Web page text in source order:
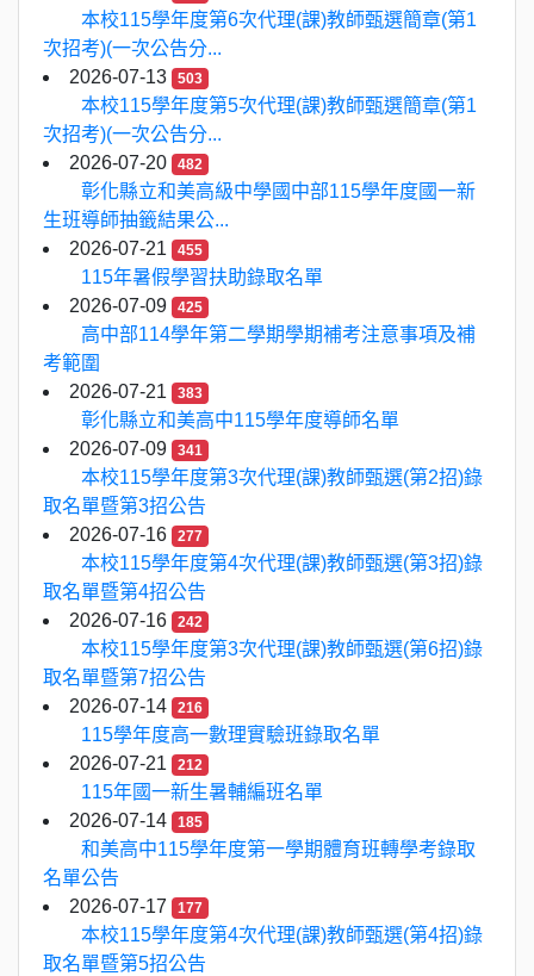
本校115學年度第6次代理(課)教師甄選簡章(第1
次招考)(一次公告分...
2026-07-13
503
本校115學年度第5次代理(課)教師甄選簡章(第1
次招考)(一次公告分...
2026-07-20
482
彰化縣立和美高級中學國中部115學年度國一新
生班導師抽籤結果公...
2026-07-21
455
115年暑假學習扶助錄取名單
2026-07-09
425
高中部114學年第二學期學期補考注意事項及補
考範圍
2026-07-21
383
彰化縣立和美高中115學年度導師名單
2026-07-09
341
本校115學年度第3次代理(課)教師甄選(第2招)錄
取名單暨第3招公告
2026-07-16
277
本校115學年度第4次代理(課)教師甄選(第3招)錄
取名單暨第4招公告
2026-07-16
242
本校115學年度第3次代理(課)教師甄選(第6招)錄
取名單暨第7招公告
2026-07-14
216
115學年度高一數理實驗班錄取名單
2026-07-21
212
115年國一新生暑輔編班名單
2026-07-14
185
和美高中115學年度第一學期體育班轉學考錄取
名單公告
2026-07-17
177
本校115學年度第4次代理(課)教師甄選(第4招)錄
取名單暨第5招公告